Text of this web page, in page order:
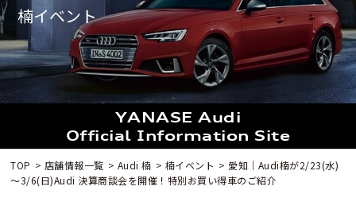
楠イベント
YANASE Audi
Official Information Site
TOP 店舗情報一覧 Audi 楠 楠イベント
愛知｜Audi楠が2/23(水)
～3/6(日)Audi 決算商談会を開催！特別お買い得車のご紹介